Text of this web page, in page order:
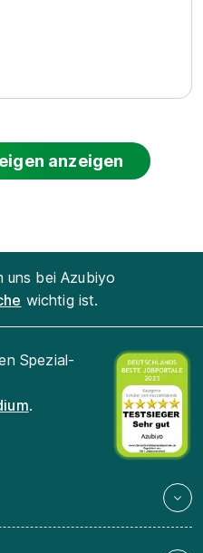
anzeigen
uns bei Azubiyo
wichtig ist.
Spezial-
.